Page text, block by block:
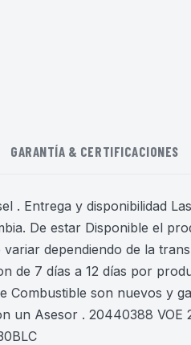
GARANTÍA & CERTIFICACIONES
. Entrega y disponibilidad
De estar Disponible el
dependiendo de la
de 7 días a 12 días por
son nuevos y
un Asesor . 20440388